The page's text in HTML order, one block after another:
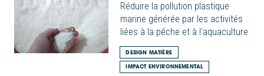
Réduire la pollution plastique
marine générée par les activités
liées à la pêche et à l’aquaculture
DESIGN MATIÈRE
IMPACT ENVIRONNEMENTAL